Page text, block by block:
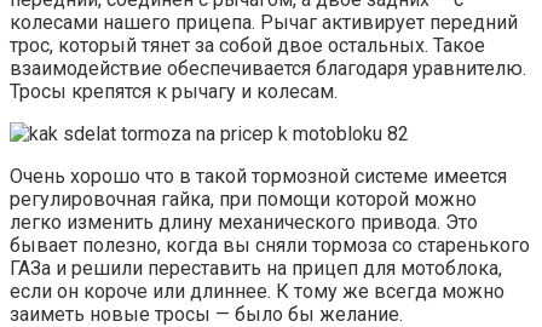
колесами нашего прицепа. Рычаг активирует передний
трос, который тянет за собой двое остальных. Такое
взаимодействие обеспечивается благодаря уравнителю.
Тросы крепятся к рычагу и колесам.
Очень хорошо что в такой тормозной системе имеется
регулировочная гайка, при помощи которой можно
легко изменить длину механического привода. Это
бывает полезно, когда вы сняли тормоза со старенького
ГАЗа и решили переставить на прицеп для мотоблока,
если он короче или длиннее. К тому же всегда можно
заиметь новые тросы — было бы желание.